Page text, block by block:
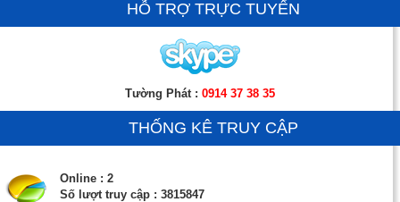
HỖ TRỢ TRỰC TUYẾN
Tường Phát : 0914 37 38 35
THỐNG KÊ TRUY CẬP
Online : 2
Số lượt truy cập : 3815847